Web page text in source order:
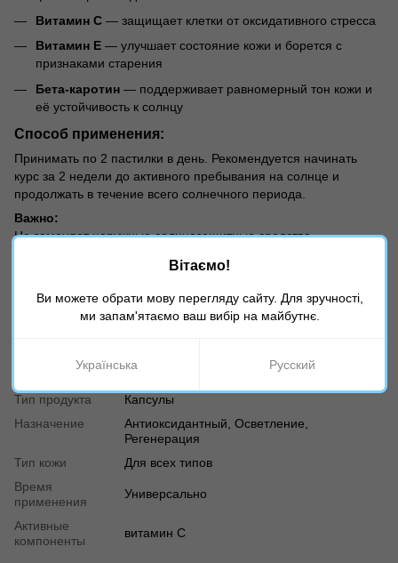
Витамин С — защищает клетки от оксидативного стресса
Витамин Е — улучшает состояние кожи и борется с
признаками старения
Бета-каротин — поддерживает равномерный тон кожи и
её устойчивость к солнцу
Способ применения:
Принимать по 2 пастилки в день. Рекомендуется начинать
курс за 2 недели до активного пребывания на солнце и
продолжать в течение всего солнечного периода.
Важно:
Не заменяет наружные солнцезащитные средства —
Характеристики
Тип продукта
Капсулы
Назначение
Антиоксидантный, Осветление,
Регенерация
Тип кожи
Для всех типов
Время
применения
Универсально
Активные
компоненты
витамин С
Вітаємо!
Ви можете обрати мову перегляду сайту. Для зручності,
ми запам'ятаємо ваш вибір на майбутнє.
Українська Русский